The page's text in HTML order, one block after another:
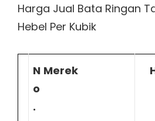
Harga Jual Bata Ringan
Hebel Per Kubik
N
o
.
Merek